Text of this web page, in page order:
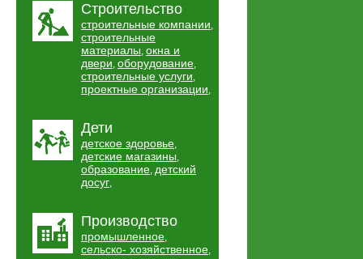
Строительство
строительные компании,
строительные
материалы, окна и
двери, оборудование,
строительные услуги,
проектные организации,
Дети
детское здоровье,
детские магазины,
образование, детский
досуг,
Производство
промышленное,
сельско- хозяйственное,